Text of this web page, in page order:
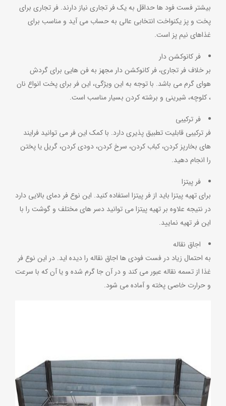
بیشتر فست فود ها حداقل به یک فر تجاری نیاز دارند. فر تجاری برای
پخت و پز یکنواخت انتخابی عالی به حساب می آید و مناسب برای
غذاهای نیم پز است.
فر کانوکشن دار
بر خلاف فر تجاری، فر کانوکشن دار مجهز به فن هایی برای گردش
هوای گرم می باشد. با توجه به این ویژگی، این فر برای پخت انواع نان
، کلوچه، شیرینی و برشته کردن بسیار مناسب است.
فر ترکیبی
فر ترکیبی قابلیت تطبیق پذیری دارد. با کمک این فر می توانید فرایند
های بخارپز کردن، کباب کردن، سرخ کردن، دودی کردن، گریل یا پختن
را انجام دهید.
فر پیتزا
برای تهیه پیتزا باید از فر پیتزا استفاده کنید. این نوع فر دمای بالایی دارد
در نتیجه علاوه بر تهیه پیتزا می توانید دسر های مختلف و گوشت را با
این فر تهیه نمایید.
اجاق نقاله
به احتمال زیاد در فست فودی ها اجاق نقاله را دیده اید. در این نوع فر
غذا از تسمه نقاله عبور می کند و در آن جا گرم شده و یا آن که با سرعت
و حرارت خاصی پخته و آماده می شود.